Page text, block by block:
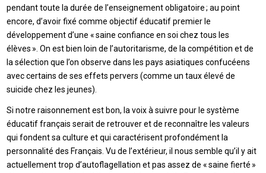
pendant toute la durée de l’enseignement obligatoire ; au point
encore, d’avoir fixé comme objectif éducatif premier le
développement d’une « saine confiance en soi chez tous les
élèves ». On est bien loin de l’autoritarisme, de la compétition et de
la sélection que l’on observe dans les pays asiatiques confucéens
avec certains de ses effets pervers (comme un taux élevé de
suicide chez les jeunes).
Si notre raisonnement est bon, la voix à suivre pour le système
éducatif français serait de retrouver et de reconnaître les valeurs
qui fondent sa culture et qui caractérisent profondément la
personnalité des Français. Vu de l’extérieur, il nous semble qu’il y ait
actuellement trop d’autoflagellation et pas assez de « saine fierté »